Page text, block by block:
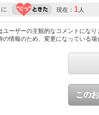
現在： 1 人
ーザーの主観的なコメントになり
の情報のため、変更になっている
この